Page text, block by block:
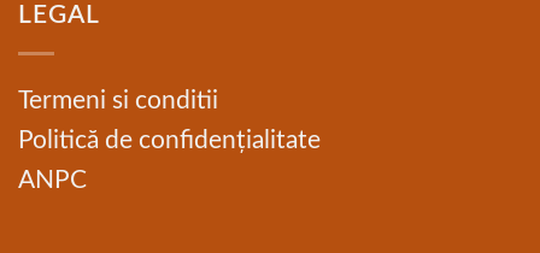
LEGAL
Termeni si conditii
Politică de confidențialitate
ANPC